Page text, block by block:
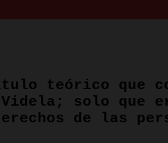
teórico que
Videla; solo que
de las